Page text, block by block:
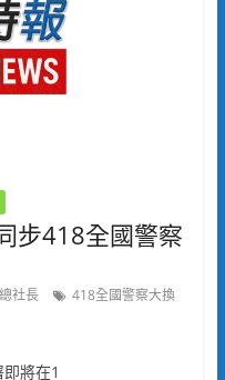
步418全國警察
社長
418全國警察大換
將在1